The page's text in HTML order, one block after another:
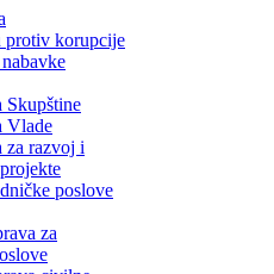
protiv korupcije
Skupštine
Vlade
za razvoj i
poslove
za